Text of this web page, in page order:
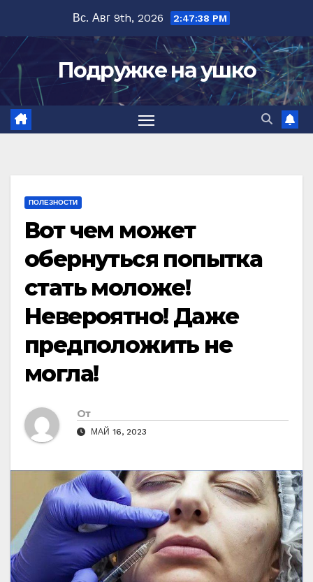
содержимому
Вс. Авг 9th, 2026 2:47:39 PM
Подружке на ушко
ПОЛЕЗНОСТИ
Вот чем может
обернуться попытка
стать моложе!
Невероятно! Даже
предположить не
могла!
От
МАЙ 16, 2023